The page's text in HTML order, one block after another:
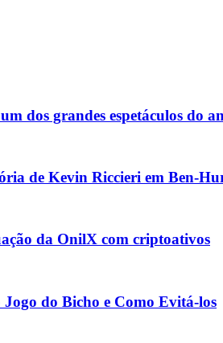
dos grandes espetáculos do
de Kevin Riccieri em Ben-
da OnilX com criptoativos
do Bicho e Como Evitá-los